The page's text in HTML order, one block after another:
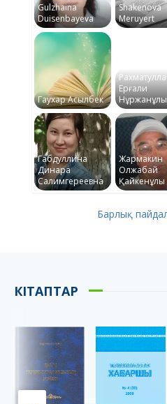
Gulzhaina
Duisenbayeva
Shakenova
Meruyert
Гаухар Асылбек
Рахматулла
Ерғали
Нұржанұлы
Габдуллина
Динара
Салимгереевна
Жармакин
Олжабай
Қайкенұлы
Барлық
КІТАПТАР